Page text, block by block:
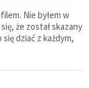
Nie byłem w
że został skazany
dziać z każdym,